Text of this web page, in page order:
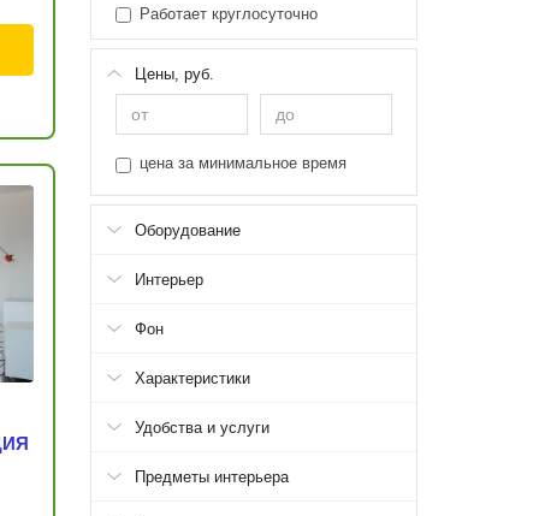
Работает круглосуточно
Цены, руб.
цена за минимальное время
Оборудование
Интерьер
Фон
Характеристики
Удобства и услуги
Предметы интерьера